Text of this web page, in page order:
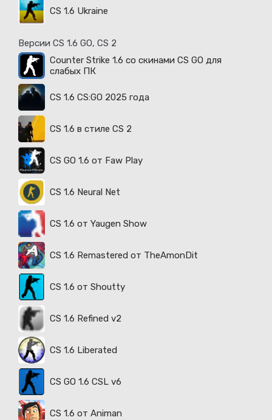
CS 1.6 Ukraine
Версии CS 1.6 GO, CS 2
Counter Strike 1.6 со скинами CS GO для
слабых ПК
CS 1.6 CS:GO 2025 года
CS 1.6 в стиле CS 2
CS GO 1.6 от Faw Play
CS 1.6 Neural Net
CS 1.6 от Yaugen Show
CS 1.6 Remastered от TheAmonDit
CS 1.6 от Shoutty
CS 1.6 Refined v2
CS 1.6 Liberated
CS GO 1.6 CSL v6
CS 1.6 от Animan